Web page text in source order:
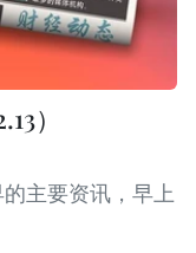
）
主要资讯，早上